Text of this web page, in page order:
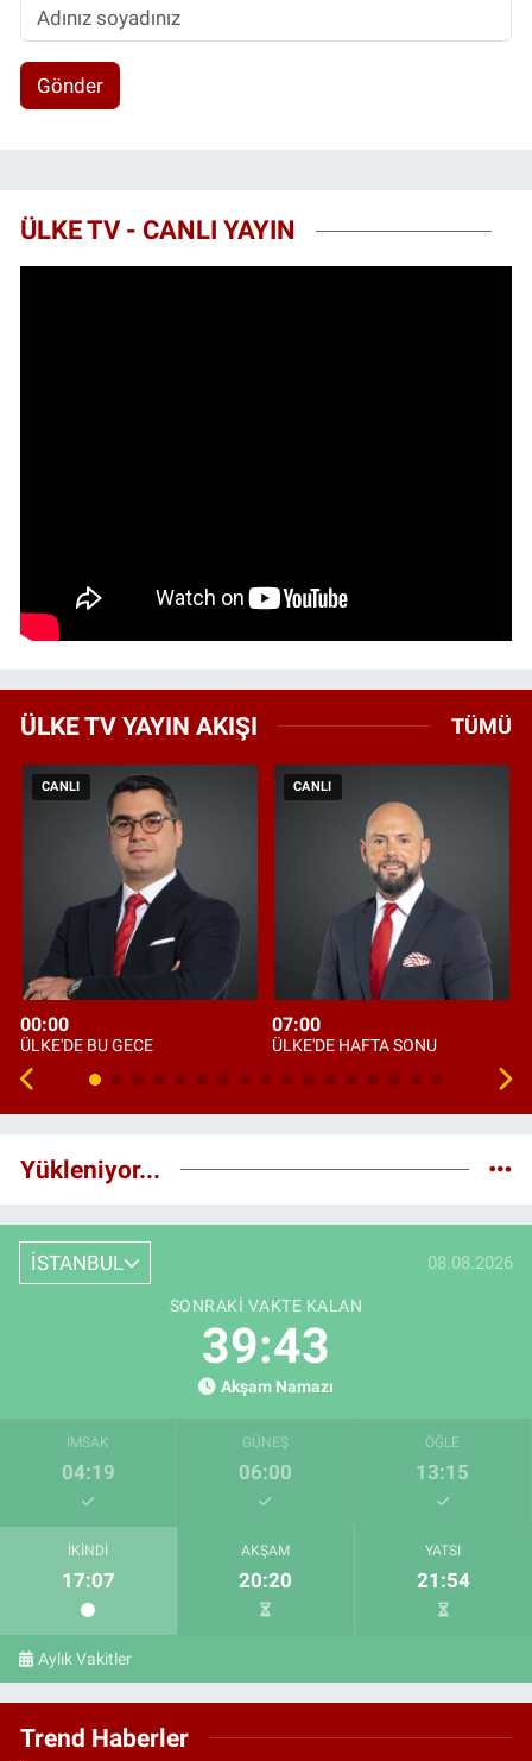
Gönder
ÜLKE TV - CANLI YAYIN
ÜLKE TV YAYIN AKIŞI TÜMÜ
CANLI
00:00
ÜLKE'DE BU GECE
CANLI
07:00
ÜLKE'DE HAFTA SONU
Yükleniyor...
İSTANBUL 08.08.2026
SONRAKI VAKTE KALAN
39:42
Akşam Namazı
İMSAK
04:19
GÜNEŞ
06:00
ÖĞLE
13:15
İKINDI
17:07
AKŞAM
20:20
YATSI
21:54
Aylık Vakitler
Trend Haberler